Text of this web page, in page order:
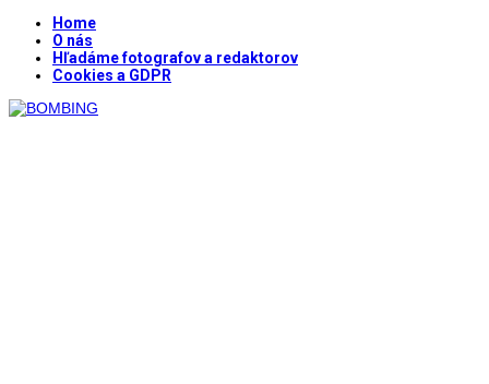
Home
O nás
Hľadáme fotografov a redaktorov
Cookies a GDPR